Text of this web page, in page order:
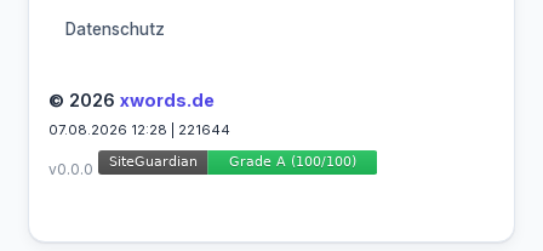
Datenschutz
© 2026 xwords.de
07.08.2026 12:28 | 221644
v0.0.0